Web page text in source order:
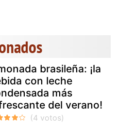
brasileña: ¡la
con leche
más
del verano!